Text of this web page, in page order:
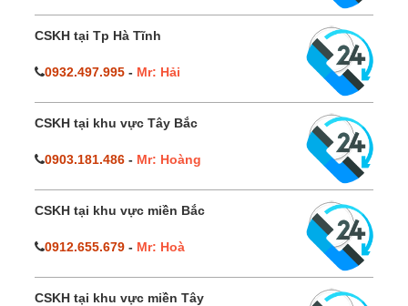
CSKH tại Tp Hà Tĩnh
0932.497.995 - Mr: Hải
CSKH tại khu vực Tây Bắc
0903.181.486 - Mr: Hoàng
CSKH tại khu vực miền Bắc
0912.655.679 - Mr: Hoà
CSKH tại khu vực miền Tây